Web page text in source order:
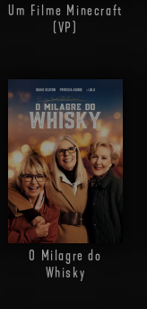
Um Filme Minecraft
(VP)
O Milagre do
Whisky